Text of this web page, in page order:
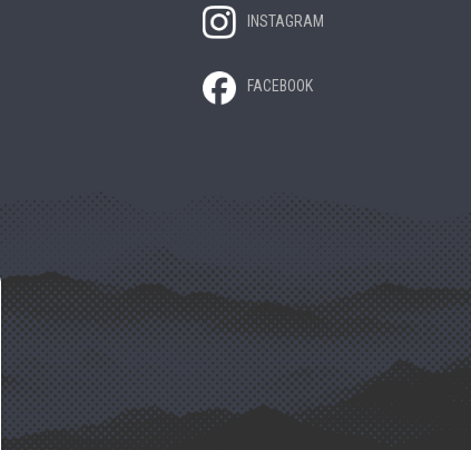
INSTAGRAM
FACEBOOK